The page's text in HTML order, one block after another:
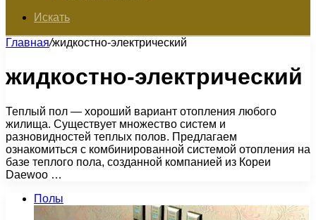
Искать
Главная/жидкостно-электрический
жидкостно-электрический
Теплый пол — хороший вариант отопления любого
жилища. Существует множество систем и
разновидностей теплых полов. Предлагаем
ознакомиться с комбинированной системой отопления на
базе теплого пола, созданной компанией из Кореи
Daewoo …
Полы